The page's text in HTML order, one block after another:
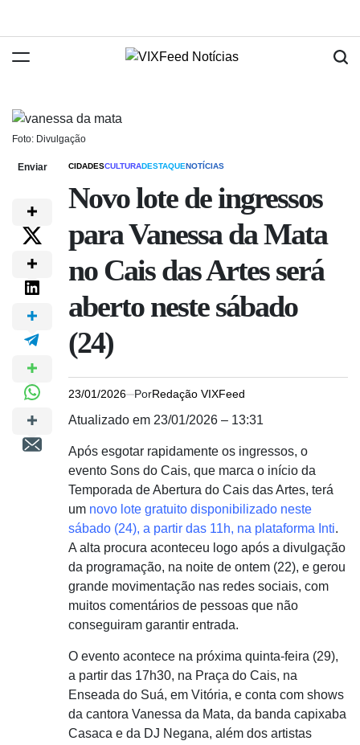
Foto: Divulgação
Enviar CIDADESCULTURADESTAQUENOTÍCIAS
Novo lote de ingressos
para Vanessa da Mata
no Cais das Artes será
aberto neste sábado
(24)
23/01/2026 PorRedação VIXFeed
Atualizado em 23/01/2026 – 13:31
Após esgotar rapidamente os ingressos, o
evento Sons do Cais, que marca o início da
Temporada de Abertura do Cais das Artes, terá
um novo lote gratuito disponibilizado neste
sábado (24), a partir das 11h, na plataforma Inti.
A alta procura aconteceu logo após a divulgação
da programação, na noite de ontem (22), e gerou
grande movimentação nas redes sociais, com
muitos comentários de pessoas que não
conseguiram garantir entrada.
O evento acontece na próxima quinta-feira (29),
a partir das 17h30, na Praça do Cais, na
Enseada do Suá, em Vitória, e conta com shows
da cantora Vanessa da Mata, da banda capixaba
Casaca e da DJ Negana, além dos artistas